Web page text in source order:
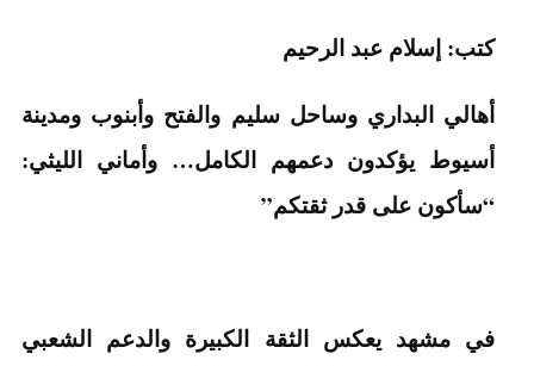
كتب: إسلام عبد الرحيم
أهالي البداري وساحل سليم والفتح وأبنوب ومدينة
أسيوط يؤكدون دعمهم الكامل… وأماني الليثي:
“سأكون على قدر ثقتكم”
في مشهد يعكس الثقة الكبيرة والدعم الشعبي